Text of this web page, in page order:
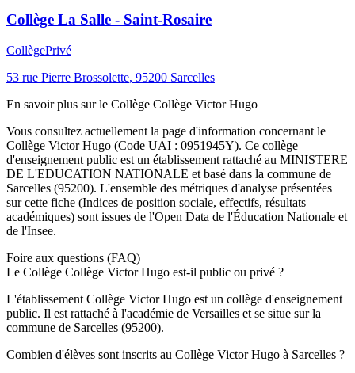
Collège La Salle - Saint-Rosaire
CollègePrivé
53 rue Pierre Brossolette, 95200 Sarcelles
En savoir plus sur le Collège Collège Victor Hugo
Vous consultez actuellement la page d'information concernant le
Collège Victor Hugo (Code UAI : 0951945Y). Ce collège
d'enseignement public est un établissement rattaché au MINISTERE
DE L'EDUCATION NATIONALE et basé dans la commune de
Sarcelles (95200). L'ensemble des métriques d'analyse présentées
sur cette fiche (Indices de position sociale, effectifs, résultats
académiques) sont issues de l'Open Data de l'Éducation Nationale et
de l'Insee.
Foire aux questions (FAQ)
Le Collège Collège Victor Hugo est-il public ou privé ?
L'établissement Collège Victor Hugo est un collège d'enseignement
public. Il est rattaché à l'académie de Versailles et se situe sur la
commune de Sarcelles (95200).
Combien d'élèves sont inscrits au Collège Victor Hugo à Sarcelles ?